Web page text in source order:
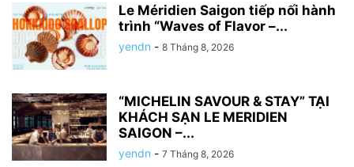
Le Méridien Saigon tiếp nối hành
trình “Waves of Flavor –...
yendn - 8 Tháng 8, 2026
“MICHELIN SAVOUR & STAY” TẠI
KHÁCH SẠN LE MERIDIEN
SAIGON –...
yendn - 7 Tháng 8, 2026